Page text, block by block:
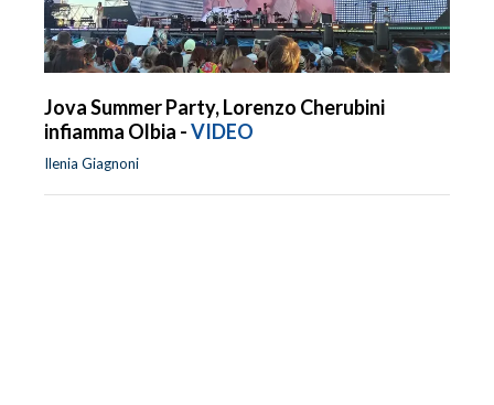
Jova Summer Party, Lorenzo Cherubini
infiamma Olbia -VIDEO
Ilenia Giagnoni